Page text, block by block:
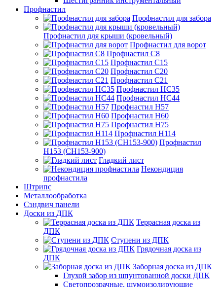
Профнастил
Профнастил для забора
Профнастил для крыши (кровельный)
Профнастил для ворот
Профнастил С8
Профнастил С15
Профнастил С20
Профнастил С21
Профнастил НС35
Профнастил НС44
Профнастил Н57
Профнастил Н60
Профнастил Н75
Профнастил Н114
Профнастил
Н153 (СН153-900)
Гладкий лист
Некондиция
профнастила
Штрипс
Металлообработка
Сэндвич панели
Доски из ДПК
Террасная доска из
ДПК
Ступени из ДПК
Грядочная доска из
ДПК
Заборная доска из ДПК
Глухой забор из шпунтованной доски ДПК
Светопрозрачные, шумоизолирующие